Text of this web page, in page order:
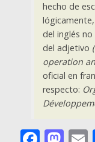
hecho de
del inglés
del adjetivo
operation
oficial en
respecto: